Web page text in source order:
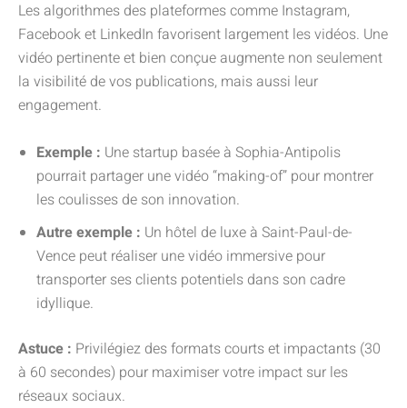
Les algorithmes des plateformes comme Instagram,
Facebook et LinkedIn favorisent largement les vidéos. Une
vidéo pertinente et bien conçue augmente non seulement
la visibilité de vos publications, mais aussi leur
engagement.
Exemple : Une startup basée à Sophia-Antipolis
pourrait partager une vidéo “making-of” pour montrer
les coulisses de son innovation.
Autre exemple : Un hôtel de luxe à Saint-Paul-de-
Vence peut réaliser une vidéo immersive pour
transporter ses clients potentiels dans son cadre
idyllique.
Astuce : Privilégiez des formats courts et impactants (30
à 60 secondes) pour maximiser votre impact sur les
réseaux sociaux.